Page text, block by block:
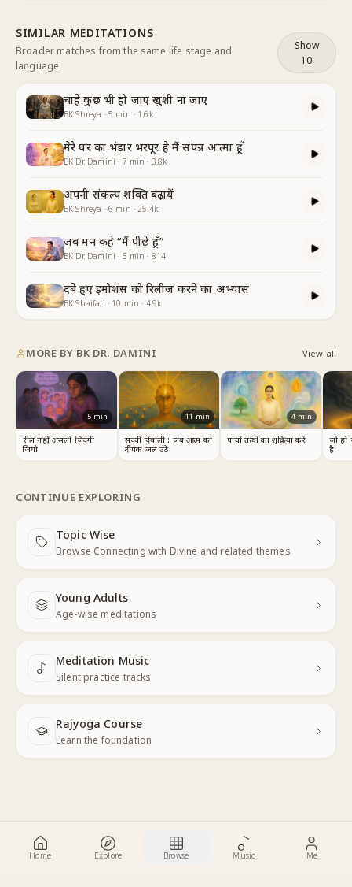
SIMILAR MEDITATIONS
Broader matches from the same life stage and
language
Show
10
चाहे कुछ भी हो जाए खुशी ना जाए
BK Shreya · 5 min · 1.6k
मेरे घर का भंडार भरपूर है मैं संपन्न आत्मा हूँ
BK Dr. Damini · 7 min · 3.8k
अपनी संकल्प शक्ति बढ़ायें
BK Shreya · 6 min ·25.4k
जब मन कहे “मैं पीछे हूँ”
BK Dr. Damini · 5 min · 814
दबे हुए इमोशंस को रिलीज करने का अभ्यास
BK Shaifali · 10 min · 4.9k
MORE BY BK DR. DAMINI View all
5 min
रील नहीं, असली ज़िंदगी
जियो
11 min
सच्ची दिवाली : जब आत्म का
दीपक जल उठे
4 min
पांचों तत्वों का शुक्रिया करें
जो हो
है
CONTINUE EXPLORING
Topic Wise
Browse Connecting with Divine and related themes
Next
Young Adults
Age-wise meditations
Next
Meditation Music
Silent practice tracks
Next
Rajyoga Course
Learn the foundation
Home Explore Browse Music Me